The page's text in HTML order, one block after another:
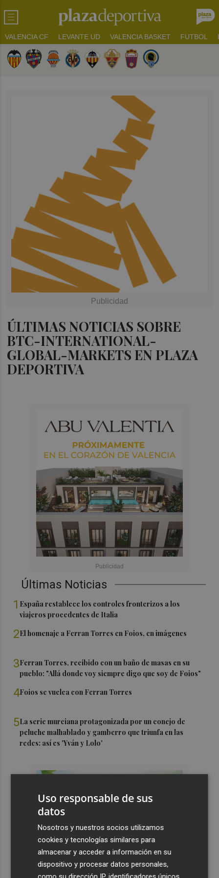
VALENCIA CF LEVANTE UD VALENCIA BASKET FUTBOL
ÚLTIMAS NOTICIAS SOBRE
BTC-INTERNATIONAL-
GLOBAL-MARKETS EN PLAZA
DEPORTIVA
Últimas Noticias
1 España restablece los controles fronterizos a los
viajeros procedentes de Italia
2El homenaje a Ferran Torres en Foios, en imágenes
3Ferran Torres, recibido con un baño de masas en su
pueblo: "Allá donde voy siempre digo que soy de Foios"
4Foios se vuelca con Ferran Torres
5La serie murciana protagonizada por un conejo de
peluche malhablado y gamberro que triunfa en las
redes: así es 'Yván y Lolo'
Uso responsable de sus
datos
Nosotros y nuestros socios utilizamos
cookies y tecnologías similares para
almacenar y acceder a información en su
dispositivo y procesar datos personales,